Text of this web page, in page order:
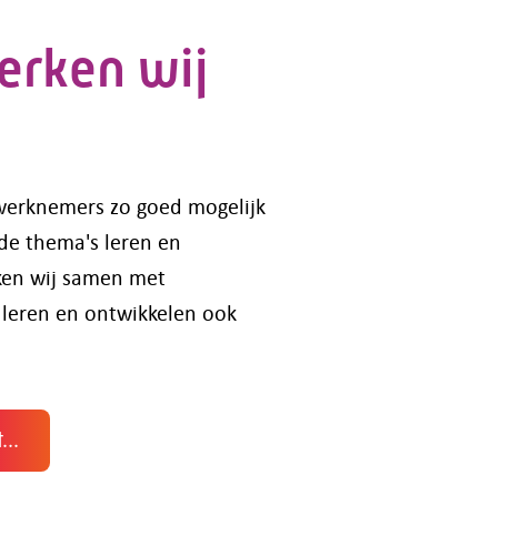
wij
zo goed mogelijk
thema's leren en
wij samen met
en ontwikkelen ook